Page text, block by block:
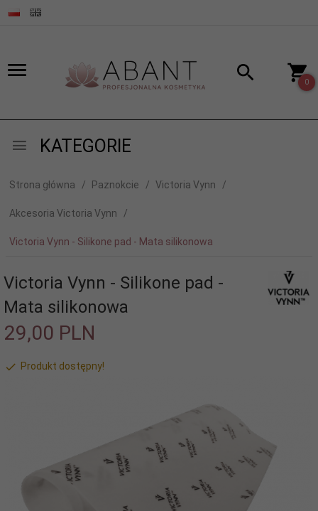
0
KATEGORIE
Strona główna Paznokcie Victoria Vynn
Akcesoria Victoria Vynn
Victoria Vynn - Silikone pad - Mata silikonowa
Victoria Vynn - Silikone pad -
Mata silikonowa
29,00 PLN
Produkt dostępny!